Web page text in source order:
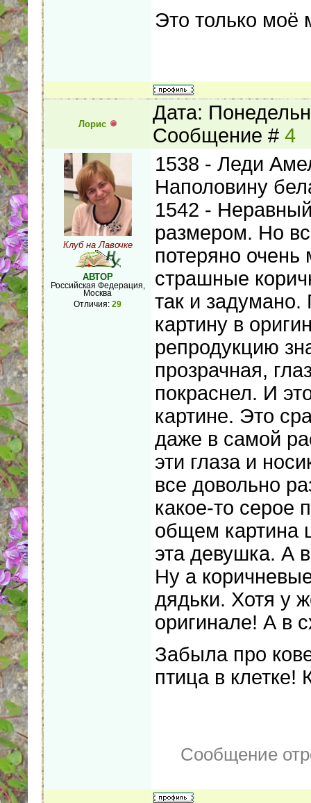
Это только моё
Лорис
Дата:
Сообщение # 4
Клуб на Лавочке
АВТОР
Российская Федерация,
Москва
Отличия: 29
1538 - Леди
Наполовину
1542 -
размером. Но
потеряно очень
страшные
так и
картину в
репродукцию
прозрачная,
покраснел. И
картине. Это
даже в самой
эти глаза и
все довольно
какое-то серое
общем картина
эта девушка. А
Ну а
дядьки. Хотя у
оригинале! А в
Забыла про
птица в клетке!
Сообщение